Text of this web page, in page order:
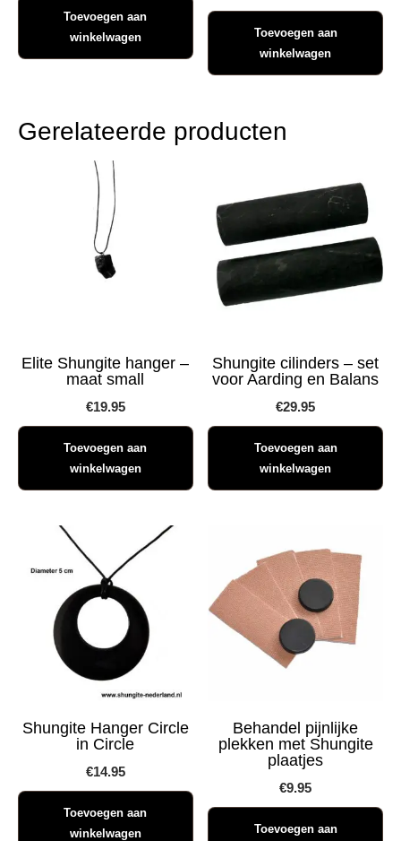
Toevoegen aan
winkelwagen
Toevoegen aan
winkelwagen
Gerelateerde producten
Elite Shungite hanger –
maat small
€19.95
Toevoegen aan
winkelwagen
Shungite cilinders – set
voor Aarding en Balans
€29.95
Toevoegen aan
winkelwagen
Shungite Hanger Circle
in Circle
€14.95
Toevoegen aan
winkelwagen
Behandel pijnlijke
plekken met Shungite
plaatjes
€9.95
Toevoegen aan